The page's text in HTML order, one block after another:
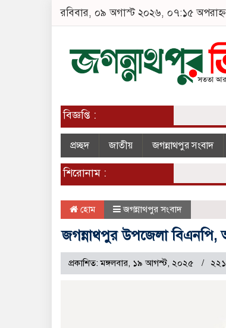
রবিবার, ০৯ অগাস্ট ২০২৬, ০৭:১৫ অপরাহ্ন
বিজ্ঞপ্তি :
প্রচ্ছদ জাতীয় জগন্নাথপুর সংবাদ
শিরোনাম :
হোম জগন্নাথপুর সংবাদ
জগন্নাথপুর উপজেলা বিএনপি,
প্রকাশিত: মঙ্গলবার, ১৯ আগস্ট, ২০২৫